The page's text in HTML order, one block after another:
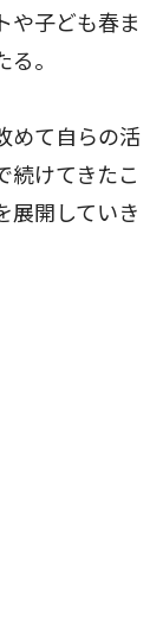
や子ども春ま
。
めて自らの活
続けてきたこ
展開していき